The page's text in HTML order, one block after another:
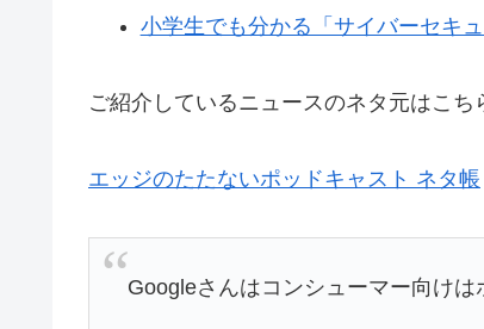
小学生でも分かる「サイバーセキ
ご紹介しているニュースのネタ元はこち
エッジのたたないポッドキャスト ネタ帳
Googleさんはコンシューマー向け